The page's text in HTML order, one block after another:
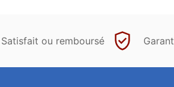
Satisfait ou remboursé